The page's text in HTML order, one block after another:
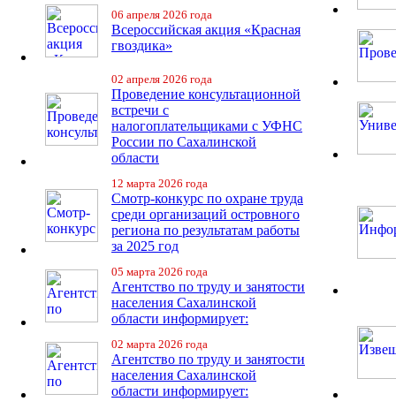
06 апреля 2026 года
Всероссийская акция «Красная
гвоздика»
02 апреля 2026 года
Проведение консультационной
встречи с
налогоплательщиками с УФНС
России по Сахалинской
области
12 марта 2026 года
Смотр-конкурс по охране труда
среди организаций островного
региона по результатам работы
за 2025 год
05 марта 2026 года
Агентство по труду и занятости
населения Сахалинской
области информирует:
02 марта 2026 года
Агентство по труду и занятости
населения Сахалинской
области информирует: